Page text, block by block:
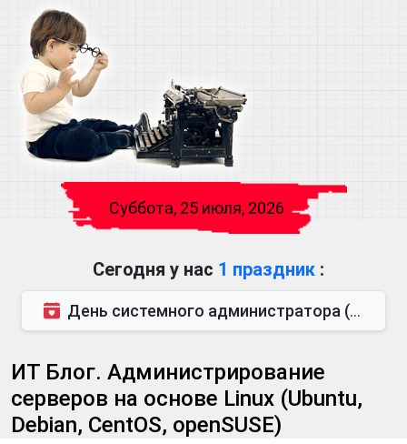
Суббота, 25 июля, 2026
Сегодня у нас 1 праздник :
День системного администратора (также известен как День сисадмина) — праздник, который отмечается...
ИТ Блог. Администрирование
серверов на основе Linux (Ubuntu,
Debian, CentOS, openSUSE)